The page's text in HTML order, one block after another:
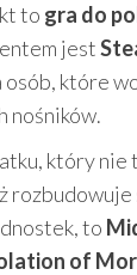
to gra do
jest
osób, które
nośników.
który nie
to
of